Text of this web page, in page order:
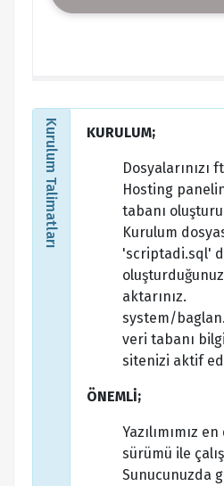
Kurulum Talimatları KURULUM;
Dosyalarınızı
Hosting
tabanı
Kurulum
'scriptadi.sql'
aktarınız.
system/
veri tabanı
sitenizi aktif
ÖNEMLİ;
Yazılımımız
sürümü ile
Sunucunuzda